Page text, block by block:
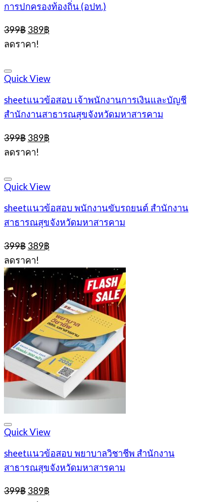
การปกครองท้องถิ่น (อปท.)
399฿ Original
price
was:
389฿Current
ลดราคา!
Quick View
sheetแนวข้อสอบ เจ้าพนักงานการเงินและบัญชี
สำนักงานสาธารณสุขจังหวัดมหาสารคาม
399฿ Original
price
was:
389฿Current
ลดราคา!
Quick View
sheetแนวข้อสอบ พนักงานขับรถยนต์ สำนักงาน
สาธารณสุขจังหวัดมหาสารคาม
399฿ Original
price
was:
399฿.
389฿Current
is:
389฿.
ลดราคา!
Quick View
sheetแนวข้อสอบ พยาบาลวิชาชีพ สำนักงาน
สาธารณสุขจังหวัดมหาสารคาม
399฿ Original
price
389฿Current